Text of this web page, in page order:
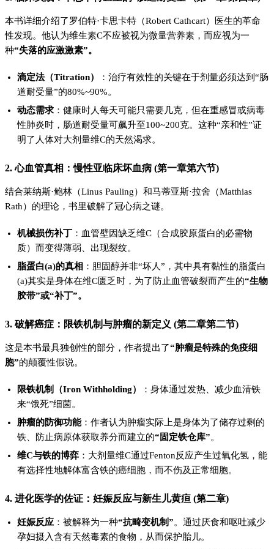
本书详细介绍了罗伯特·卡思卡特（Robert Cathcart）医生的革命
性发现。他认为维生素C不应被视为微量营养素，而应视为一
种“失落的应激激素”。
滴定法（Titration）
：治疗有效性的关键在于剂量必须达到“肠
道耐受量”的80%~90%。
动态需求 ：健康时人每天可能只需要几克，但在重感冒或病毒
性肺炎时，肠道耐受量可飙升至100~200克。这种“亲和性”证
明了人体对大剂量维C的天然渴求。
2. 心血管真相：慢性亚临床坏血病 (第一章第六节)
结合莱纳斯·鲍林（Linus Pauling）和马蒂亚斯·拉舍（Matthias
Rath）的理论，书里破解了冠心病之谜。
机械损伤补丁 ：血管壁因缺乏维C（合成胶原蛋白的必需物
质）而变得薄弱、出现裂纹。
脂蛋白(a)的真相 ：胆固醇并非“坏人”，其中具有黏性的脂蛋白
(a)其实是身体在维C匮乏时，为了防止血管破裂而产生的“生物
胶带”或“补丁”。
3. 破解癌症：限铁机制与肿瘤的新定义 (第二章第二节)
这是本书最具独创性的部分，作者提出了“肿瘤是特殊的免疫细
胞”的颠覆性假说。
限铁机制（Iron Withholding）
：身体通过发热、减少血清铁
来“饿死”细菌。
肿瘤的防御功能：作者认为肿瘤实际上是身体为了储存过剩的
铁、防止病原体获取养分而建立的“固定铁仓库”。
维C与铁的博弈 ：大剂量维C通过Fenton反应产生过氧化氢，能
有选择性地解体富含铁的癌细胞，而不伤及正常细胞。
4. 进化医学的佐证：妊娠反应与新生儿黄疸 (第二章)
妊娠反应 ：被解释为一种“抗畸变机制”。通过厌食和呕吐减少
孕妇摄入含有天然毒素的食物，从而保护胎儿。